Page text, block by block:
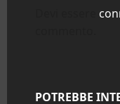
n
POTREBBE